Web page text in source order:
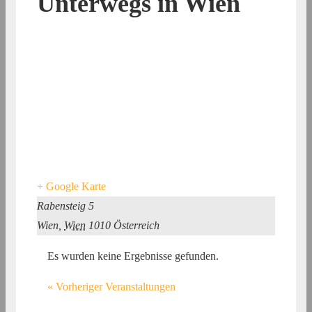
+ Google Karte
Rabensteig 5
Wien Wien 1010 Österreich
Es wurden keine Ergebnisse gefunden.
« Vorheriger Veranstaltungen